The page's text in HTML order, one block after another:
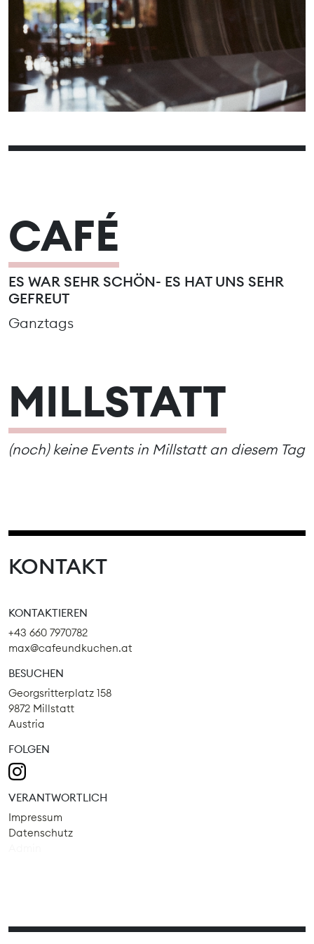
05
06 07 08 09 10
11
12
13 14 15 16 17
18
19
20 21 23 24
25
26
27 28 29 30 31
CAFÉ
ES WAR SEHR SCHÖN- ES HAT UNS SEHR
GEFREUT
Ganztags
MILLSTATT
(noch) keine Events in Millstatt an diesem Tag
KONTAKT
KONTAKTIEREN
+43 660 7970782
max@cafeundkuchen.at
BESUCHEN
Georgsritterplatz 158
9872 Millstatt
Austria
FOLGEN
VERANTWORTLICH
Impressum
Datenschutz